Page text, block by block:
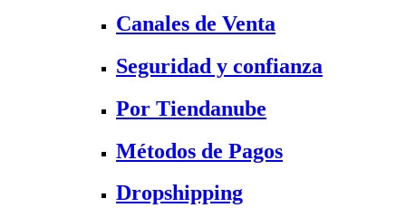
Canales de Venta
Seguridad y confianza
Por Tiendanube
Métodos de Pagos
Dropshipping